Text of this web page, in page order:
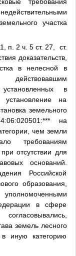
участка
п. 2 ч. 5 ст. 27,
ст.
доказательств,
в нелесной в
в
на
земельного
на
чем земли
требованиям
отсутствии для
оснований.
Российской
образования,
в сфере
земель лесного
иную категорию